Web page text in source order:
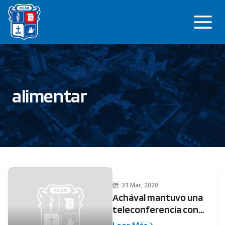
Saltar
contenido
alimentar
31 Mar, 2020
Achával mantuvo una
teleconferencia con
Alberto Fernández y los